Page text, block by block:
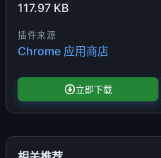
117.97 KB
插件来源
Chrome 应用商店
立即下载